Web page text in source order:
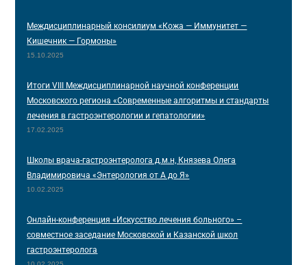
Междисциплинарный консилиум «Кожа — Иммунитет —
Кишечник — Гормоны»
15.10.2025
Итоги VIII Междисциплинарной научной конференции
Московского региона «Современные алгоритмы и стандарты
лечения в гастроэнтерологии и гепатологии»
17.02.2025
Школы врача-гастроэнтеролога д.м.н, Князева Олега
Владимировича «Энтерология от А до Я»
10.02.2025
Онлайн-конференция «Искусство лечения больного» –
совместное заседание Московской и Казанской школ
гастроэнтеролога